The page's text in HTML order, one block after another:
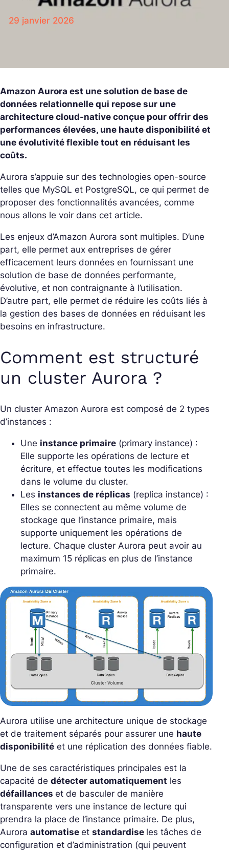
29 janvier 2026
Amazon Aurora est une solution de base de
données relationnelle qui repose sur une
architecture cloud-native conçue pour offrir des
performances élevées, une haute disponibilité et
une évolutivité flexible tout en réduisant les
coûts.
Aurora s’appuie sur des technologies open-source
telles que MySQL et PostgreSQL, ce qui permet de
proposer des fonctionnalités avancées, comme
nous allons le voir dans cet article.
Les enjeux d’Amazon Aurora sont multiples. D’une
part, elle permet aux entreprises de gérer
efficacement leurs données en fournissant une
solution de base de données performante,
évolutive, et non contraignante à l’utilisation.
D’autre part, elle permet de réduire les coûts liés à
la gestion des bases de données en réduisant les
besoins en infrastructure.
Comment est structuré
un cluster Aurora ?
Un cluster Amazon Aurora est composé de 2 types
d’instances :
Une instance primaire (primary instance) :
Elle supporte les opérations de lecture et
écriture, et effectue toutes les modifications
dans le volume du cluster.
Les instances de réplicas (replica instance) :
Elles se connectent au même volume de
stockage que l’instance primaire, mais
supporte uniquement les opérations de
lecture. Chaque cluster Aurora peut avoir au
maximum 15 réplicas en plus de l’instance
primaire.
Aurora utilise une architecture unique de stockage
et de traitement séparés pour assurer une haute
disponibilité et une réplication des données fiable.
Une de ses caractéristiques principales est la
capacité de détecter automatiquement les
défaillances et de basculer de manière
transparente vers une instance de lecture qui
prendra la place de l’instance primaire. De plus,
Aurora automatise et standardise les tâches de
configuration et d’administration (qui peuvent